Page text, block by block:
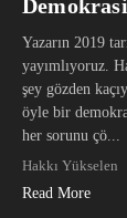
Yazarın 2019
yayımlıyoruz.
şey gözden
öyle bir
her sorunu çö...
Hakkı Yükselen
Read More